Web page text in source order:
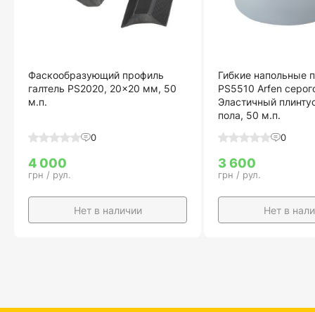
Фаскообразующий профиль
галтель PS2020, 20×20 мм, 50
м.п.
0
4 000
грн / рул.
Нет в наличии
Гибкие напольные
PS5510 Arfen
Эластичный
пола, 50 м.п.
0
3 600
грн / рул.
Нет в